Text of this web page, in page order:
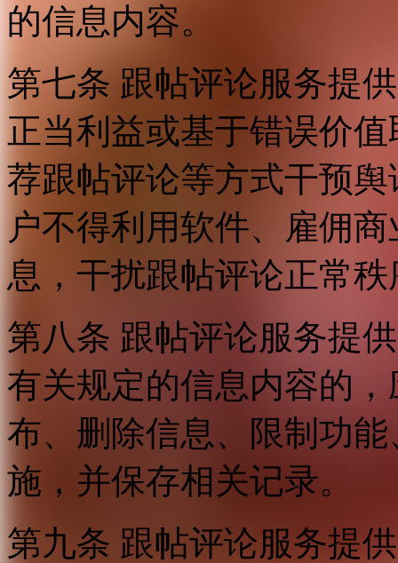
的信息内容。
第七条 跟帖评论服务提
正当利益或基于错误价
荐跟帖评论等方式干预
户不得利用软件、雇佣
息，干扰跟帖评论正常
第八条 跟帖评论服务提
有关规定的信息内容的
布、删除信息、限制功
施，并保存相关记录。
第九条 跟帖评论服务提